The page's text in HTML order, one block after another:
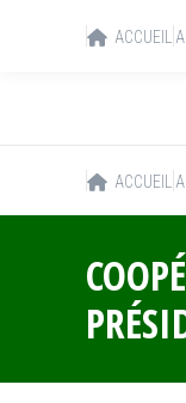
ACCUEIL
ACCUEIL